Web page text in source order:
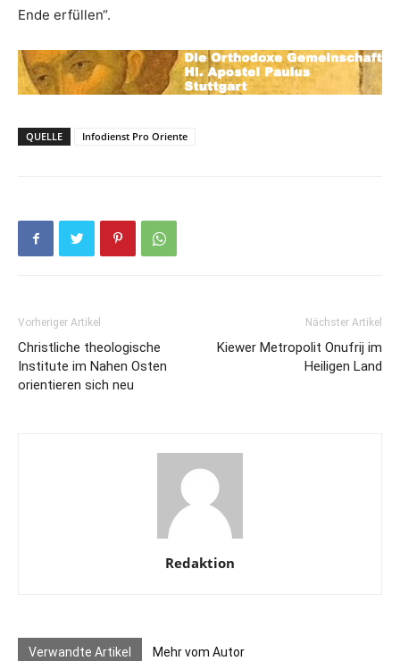
Ende erfüllen“.
QUELLE Infodienst Pro Oriente
Vorheriger Artikel
Christliche theologische
Institute im Nahen Osten
orientieren sich neu
Nächster Artikel
Kiewer Metropolit Onufrij im
Heiligen Land
Redaktion
Verwandte Artikel Mehr vom Autor